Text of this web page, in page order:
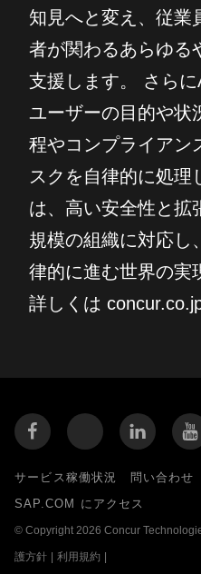
知見へと変え、従業
者が関わるあらゆる
支援します。 さらに
ユーザーの目的や状
程やコンプライアン
スクを自律的に処理
は、高い安全性と拡
規模の組織に対応し
律的に進む世界の実
詳しくは
サービス稼働状況 問い合わせ
SAP.COM にアクセス
© Copyright 2026 Concur
護方針 利用規約